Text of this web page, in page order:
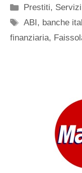
Categorie
Prestiti,
Tag
ABI , banche
finanziaria,